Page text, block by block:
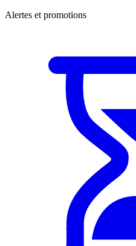
Alertes et promotions